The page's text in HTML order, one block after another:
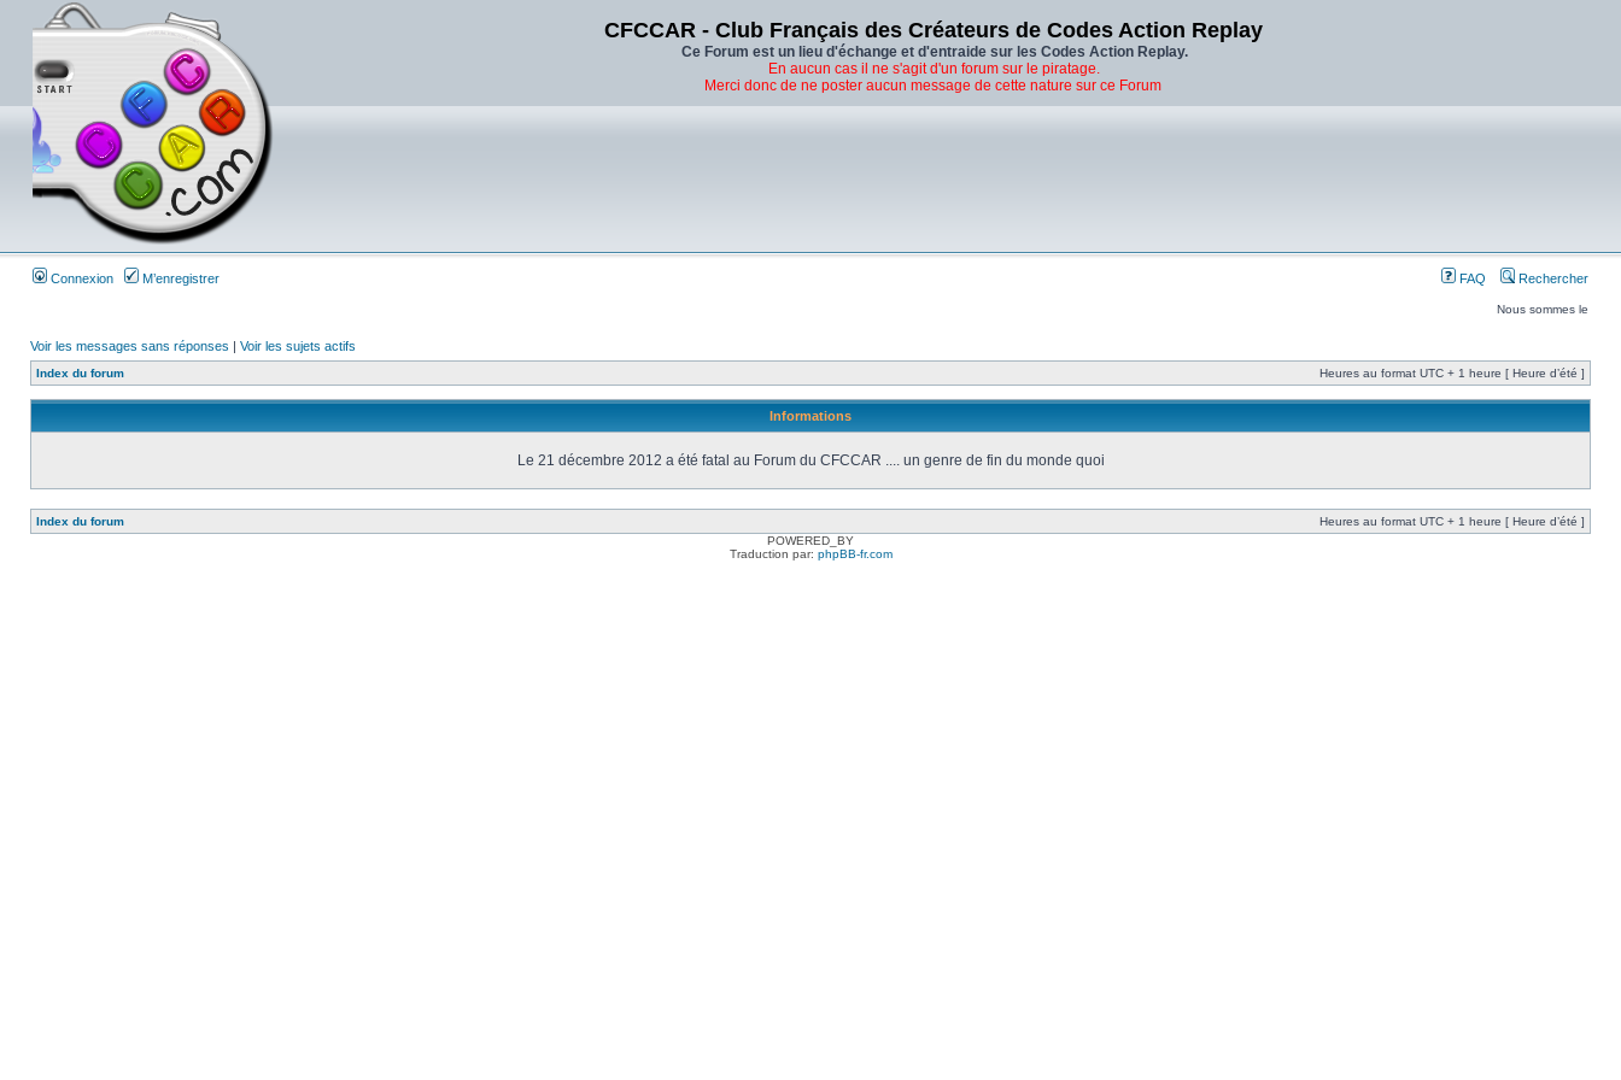
CFCCAR - Club Français des Créateurs de Codes Action Replay
Ce Forum est un lieu d'échange et d'entraide sur les Codes Action Replay.
En aucun cas il ne s'agit d'un forum sur le piratage.
Merci donc de ne poster aucun message de cette nature sur ce Forum
Connexion M’enregistrer FAQ Rechercher
Nous sommes le
Voir les messages sans réponses | Voir les sujets actifs
Index du forum Heures au format UTC + 1 heure [ Heure d’été ]
Informations
Le 21 décembre 2012 a été fatal au Forum du CFCCAR .... un genre de fin du monde quoi
Index du forum
Heures au format UTC + 1 heure [ Heure d’été ]
POWERED_BY
Traduction par: phpBB-fr.com